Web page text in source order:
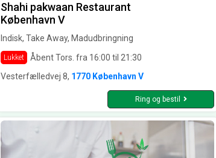
Shahi pakwaan Restaurant
København V
Indisk, Take Away, Madudbringning
Lukket
Åbent Tors. fra 16:00 til 21:30
Vesterfælledvej 8, 1770 København V
Ring og bestil